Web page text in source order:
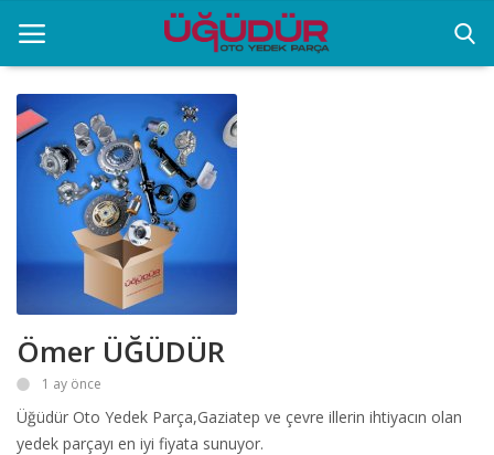
Anasayfa
Markalar
Ürünlerimiz
Sektörel Bilgiler
Galeri
İletişim
Ömer ÜĞÜDÜR
1 ay önce
Üğüdür Oto Yedek Parça,Gaziatep ve çevre illerin ihtiyacın olan
yedek parçayı en iyi fiyata sunuyor.